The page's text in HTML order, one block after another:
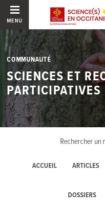
MENU
COMMUNAUTÉ
SCIENCES ET
PARTICIPATIVES
ACCUEIL ARTICLES
DOSSIERS